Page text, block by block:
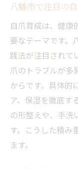
八幡市で注目の
自爪育成は、健康
要なテーマです。
践法が注目されて
爪のトラブルが多
からです。具体的
ア、保湿を徹底す
の形整えや、手洗
す。こうした積み
ます。